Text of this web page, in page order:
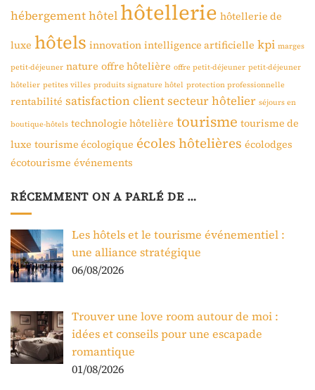
hébergementhôtel hôtellerie hôtellerie de
luxe hôtels innovation intelligence artificielle kpi marges
petit-déjeuner nature offre hôtelière offre petit-déjeuner petit-déjeuner
hôtelier petites villes produits signature hôtel protection professionnelle
rentabilité satisfaction clientsecteur hôtelier séjours en
boutique-hôtels technologie hôtelière tourisme tourisme de
luxe tourisme écologique écoles hôtelières écolodges
écotourisme événements
RÉCEMMENT ON A PARLÉ DE …
Les hôtels et le tourisme événementiel :
une alliance stratégique
06/08/2026
Trouver une love room autour de moi :
idées et conseils pour une escapade
romantique
01/08/2026